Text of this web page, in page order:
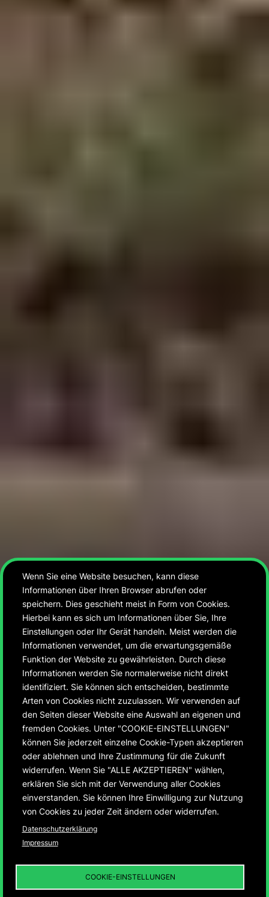
75 Jahre Montbéliard
und Ludwigsburg
Entwicklung der ersten deutsch-französischen
Städtepartnerschaft von 1950 – 2025
DIE „INFRASTRUKTUR
Wenn Sie eine Website besuchen, kann diese
Informationen über Ihren Browser abrufen oder
speichern. Dies geschieht meist in Form von Cookies.
Hierbei kann es sich um Informationen über Sie, Ihre
Einstellungen oder Ihr Gerät handeln. Meist werden die
Informationen verwendet, um die erwartungsgemäße
Funktion der Website zu gewährleisten. Durch diese
Informationen werden Sie normalerweise nicht direkt
identifiziert. Sie können sich entscheiden, bestimmte
Arten von Cookies nicht zuzulassen. Wir verwenden auf
den Seiten dieser Website eine Auswahl an eigenen und
fremden Cookies. Unter "COOKIE-EINSTELLUNGEN"
können Sie jederzeit einzelne Cookie-Typen akzeptieren
oder ablehnen und Ihre Zustimmung für die Zukunft
widerrufen. Wenn Sie "ALLE AKZEPTIEREN" wählen,
erklären Sie sich mit der Verwendung aller Cookies
einverstanden. Sie können Ihre Einwilligung zur Nutzung
von Cookies zu jeder Zeit ändern oder widerrufen.
Datenschutzerklärung
Impressum
COOKIE-EINSTELLUNGEN